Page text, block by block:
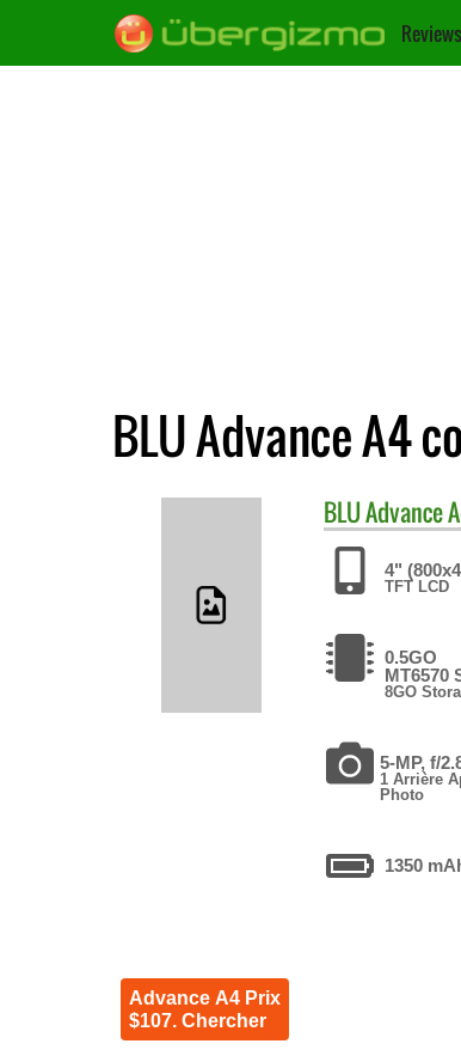
Reviews
BLU Advance A4
BLUAdvance
4"
TFT LCD
0.5GO
MT6570
8GO
5-MP, f/
1 Arrière
Photo
1350
Advance A4 Prix
$107. Chercher